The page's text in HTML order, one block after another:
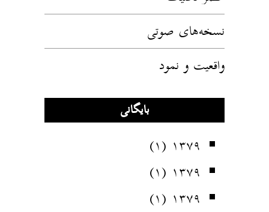
نسخه‌های صوتی
واقعیت و نمود
بایگانی
۱۳۷۹ (۱)
۱۳۷۹ (۱)
۱۳۷۹ (۱)